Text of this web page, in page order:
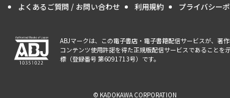
よくあるご質問 / お問い合わせ 利用規約 プライバシー
ABJマークは、この電子書店・電子書籍配信サービスが、著
コンテンツ使用許諾を得た正規版配信サービスであることを
標（登録番号 第6091713号）です。
© KADOKAWA CORPORATION